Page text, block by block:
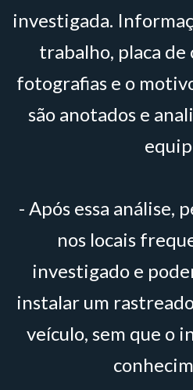
investigada.
trabalho, placa de
fotografias e o
são anotados e
- Após essa análise,
nos locais
investigado e
instalar um
veículo, sem que o